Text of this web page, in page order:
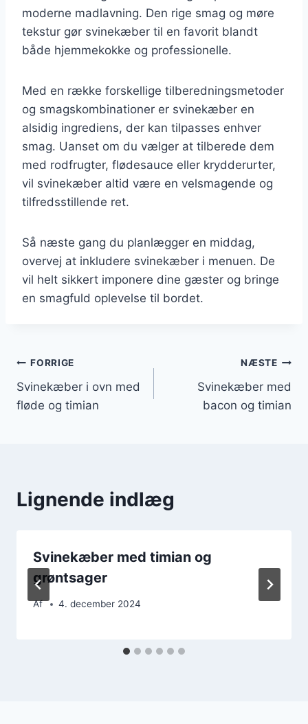
moderne madlavning. Den rige smag og møre
tekstur gør svinekæber til en favorit blandt
både hjemmekokke og professionelle.
Med en række forskellige tilberedningsmetoder
og smagskombinationer er svinekæber en
alsidig ingrediens, der kan tilpasses enhver
smag. Uanset om du vælger at tilberede dem
med rodfrugter, flødesauce eller krydderurter,
vil svinekæber altid være en velsmagende og
tilfredsstillende ret.
Så næste gang du planlægger en middag,
overvej at inkludere svinekæber i menuen. De
vil helt sikkert imponere dine gæster og bringe
en smagfuld oplevelse til bordet.
Indlægsnavigation
FORRIGE
Svinekæber i ovn med
fløde og timian
NÆSTE
Svinekæber med
bacon og timian
Lignende indlæg
Svinekæber med timian og
grøntsager
Af 4. december 2024